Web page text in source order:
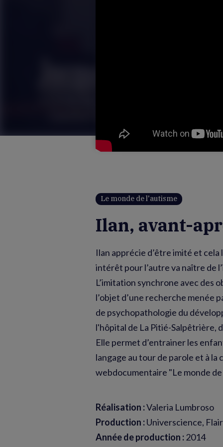
Le monde de l'autisme
Ilan, avant-
Ilan apprécie d’être imité et cela
intérêt pour l’autre va naître de
L’imitation synchrone avec des
l’objet d’une recherche menée
de psychopathologie du
l'hôpital de La Pitié-Salpêtrière,
Elle permet d’entrainer les
langage au tour de parole et à la
webdocumentaire "Le monde de
Réalisation :Valeria Lumbroso
Production :Universcience,
Année de production :2014